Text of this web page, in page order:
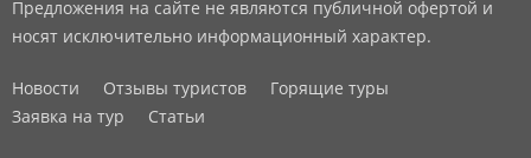
Предложения на сайте не являются публичной офертой и
носят исключительно информационный характер.
Новости Отзывы туристов
Горящие туры
Заявка на тур
Статьи